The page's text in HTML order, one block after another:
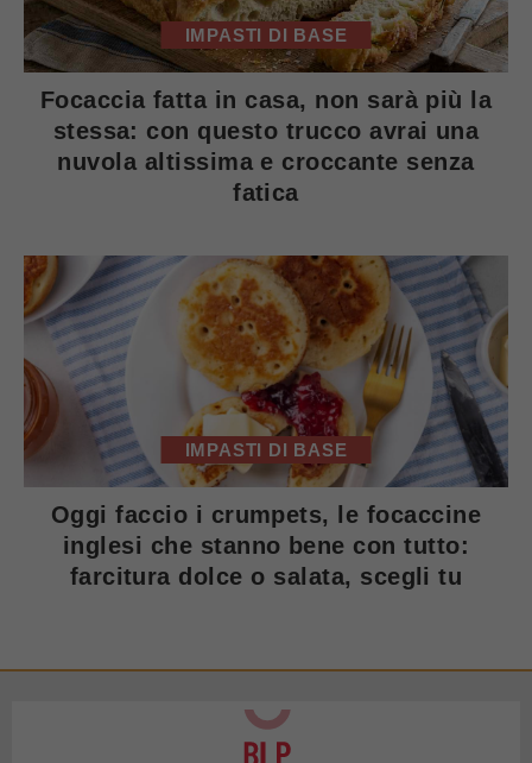
IMPASTI DI BASE
Focaccia fatta in casa, non sarà più la
stessa: con questo trucco avrai una
nuvola altissima e croccante senza
fatica
IMPASTI DI BASE
Oggi faccio i crumpets, le focaccine
inglesi che stanno bene con tutto:
farcitura dolce o salata, scegli tu